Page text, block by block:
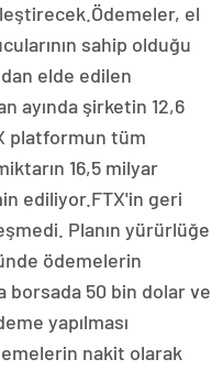
el
sahip olduğu
elde edilen
ayında şirketin 12,6
platformun tüm
16,5 milyar
ediliyor.FTX'in geri
Planın yürürlüğe
ödemelerin
borsada 50 bin dolar ve
yapılması
nakit olarak